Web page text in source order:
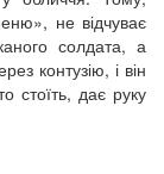
не відчуває
солдата, а
контузію, і він
стоїть, дає руку